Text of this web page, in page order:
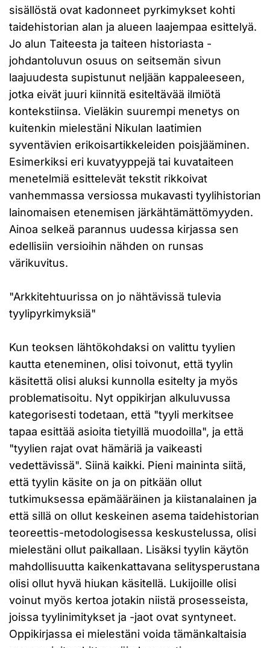
sisällöstä ovat kadonneet pyrkimykset kohti
taidehistorian alan ja alueen laajempaa esittelyä.
Jo alun Taiteesta ja taiteen historiasta -
johdantoluvun osuus on seitsemän sivun
laajuudesta supistunut neljään kappaleeseen,
jotka eivät juuri kiinnitä esiteltävää ilmiötä
kontekstiinsa. Vieläkin suurempi menetys on
kuitenkin mielestäni Nikulan laatimien
syventävien erikoisartikkeleiden poisjääminen.
Esimerkiksi eri kuvatyyppejä tai kuvataiteen
menetelmiä esittelevät tekstit rikkoivat
vanhemmassa versiossa mukavasti tyylihistorian
lainomaisen etenemisen järkähtämättömyyden.
Ainoa selkeä parannus uudessa kirjassa sen
edellisiin versioihin nähden on runsas
värikuvitus.
"Arkkitehtuurissa on jo nähtävissä tulevia
tyylipyrkimyksiä"
Kun teoksen lähtökohdaksi on valittu tyylien
kautta eteneminen, olisi toivonut, että tyylin
käsitettä olisi aluksi kunnolla esitelty ja myös
problematisoitu. Nyt oppikirjan alkuluvussa
kategorisesti todetaan, että "tyyli merkitsee
tapaa esittää asioita tietyillä muodoilla", ja että
"tyylien rajat ovat hämäriä ja vaikeasti
vedettävissä". Siinä kaikki. Pieni maininta siitä,
että tyylin käsite on ja on pitkään ollut
tutkimuksessa epämääräinen ja kiistanalainen ja
että sillä on ollut keskeinen asema taidehistorian
teoreettis-metodologisessa keskustelussa, olisi
mielestäni ollut paikallaan. Lisäksi tyylin käytön
mahdollisuutta kaikenkattavana selitysperustana
olisi ollut hyvä hiukan käsitellä. Lukijoille olisi
voinut myös kertoa jotakin niistä prosesseista,
joissa tyylinimitykset ja -jaot ovat syntyneet.
Oppikirjassa ei mielestäni voida tämänkaltaisia